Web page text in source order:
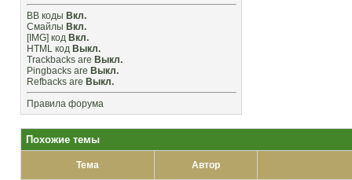
BB коды Вкл.
Смайлы Вкл.
[IMG] код Вкл.
HTML код Выкл.
Trackbacks are Выкл.
Pingbacks are Выкл.
Refbacks are Выкл.
Правила форума
Похожие темы
Тема Автор